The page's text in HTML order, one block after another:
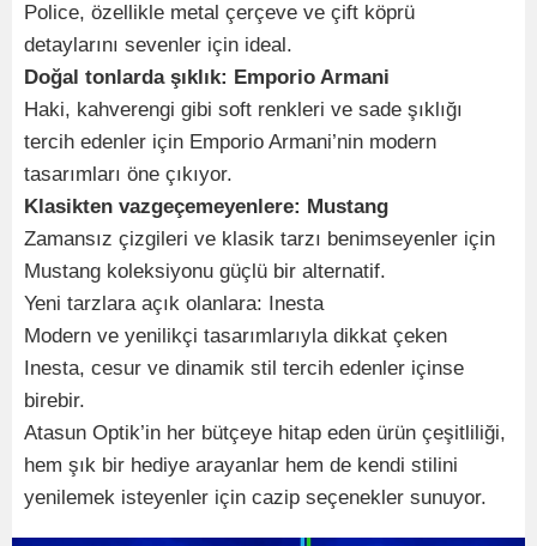
Police, özellikle metal çerçeve ve çift köprü
detaylarını sevenler için ideal.
Doğal tonlarda şıklık: Emporio Armani
Haki, kahverengi gibi soft renkleri ve sade şıklığı
tercih edenler için Emporio Armani’nin modern
tasarımları öne çıkıyor.
Klasikten vazgeçemeyenlere: Mustang
Zamansız çizgileri ve klasik tarzı benimseyenler için
Mustang koleksiyonu güçlü bir alternatif.
Yeni tarzlara açık olanlara: Inesta
Modern ve yenilikçi tasarımlarıyla dikkat çeken
Inesta, cesur ve dinamik stil tercih edenler içinse
birebir.
Atasun Optik’in her bütçeye hitap eden ürün çeşitliliği,
hem şık bir hediye arayanlar hem de kendi stilini
yenilemek isteyenler için cazip seçenekler sunuyor.